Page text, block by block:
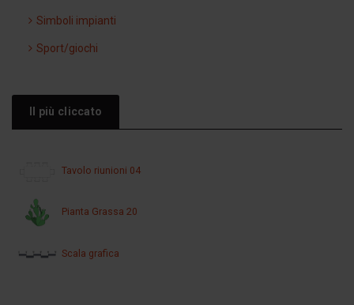
Simboli impianti
Sport/giochi
Il più cliccato
Tavolo riunioni 04
Pianta Grassa 20
Scala grafica